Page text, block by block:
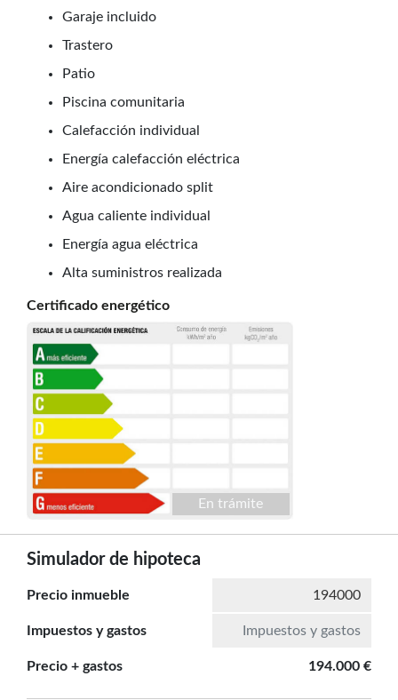
Garaje incluido
Trastero
Patio
Piscina comunitaria
Calefacción individual
Energía calefacción eléctrica
Aire acondicionado split
Agua caliente individual
Energía agua eléctrica
Alta suministros realizada
Certificado energético
En trámite
Simulador de hipoteca
Precio inmueble
Impuestos y gastos
Precio + gastos 194.000 €